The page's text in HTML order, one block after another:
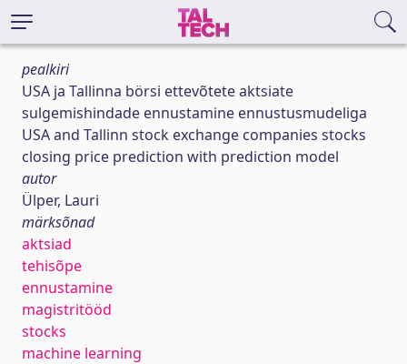
pealkiri
USA ja Tallinna börsi ettevõtete aktsiate
sulgemishindade ennustamine ennustusmudeliga
USA and Tallinn stock exchange companies stocks
closing price prediction with prediction model
autor
Ülper, Lauri
märksõnad
aktsiad
tehisõpe
ennustamine
magistritööd
stocks
machine learning